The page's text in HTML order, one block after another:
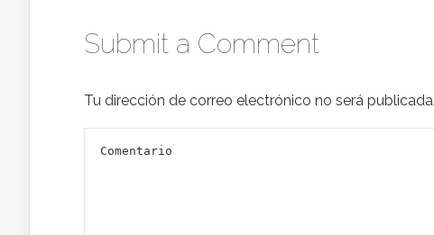
Submit a Comment
Tu dirección de correo electrónico no será publicada.